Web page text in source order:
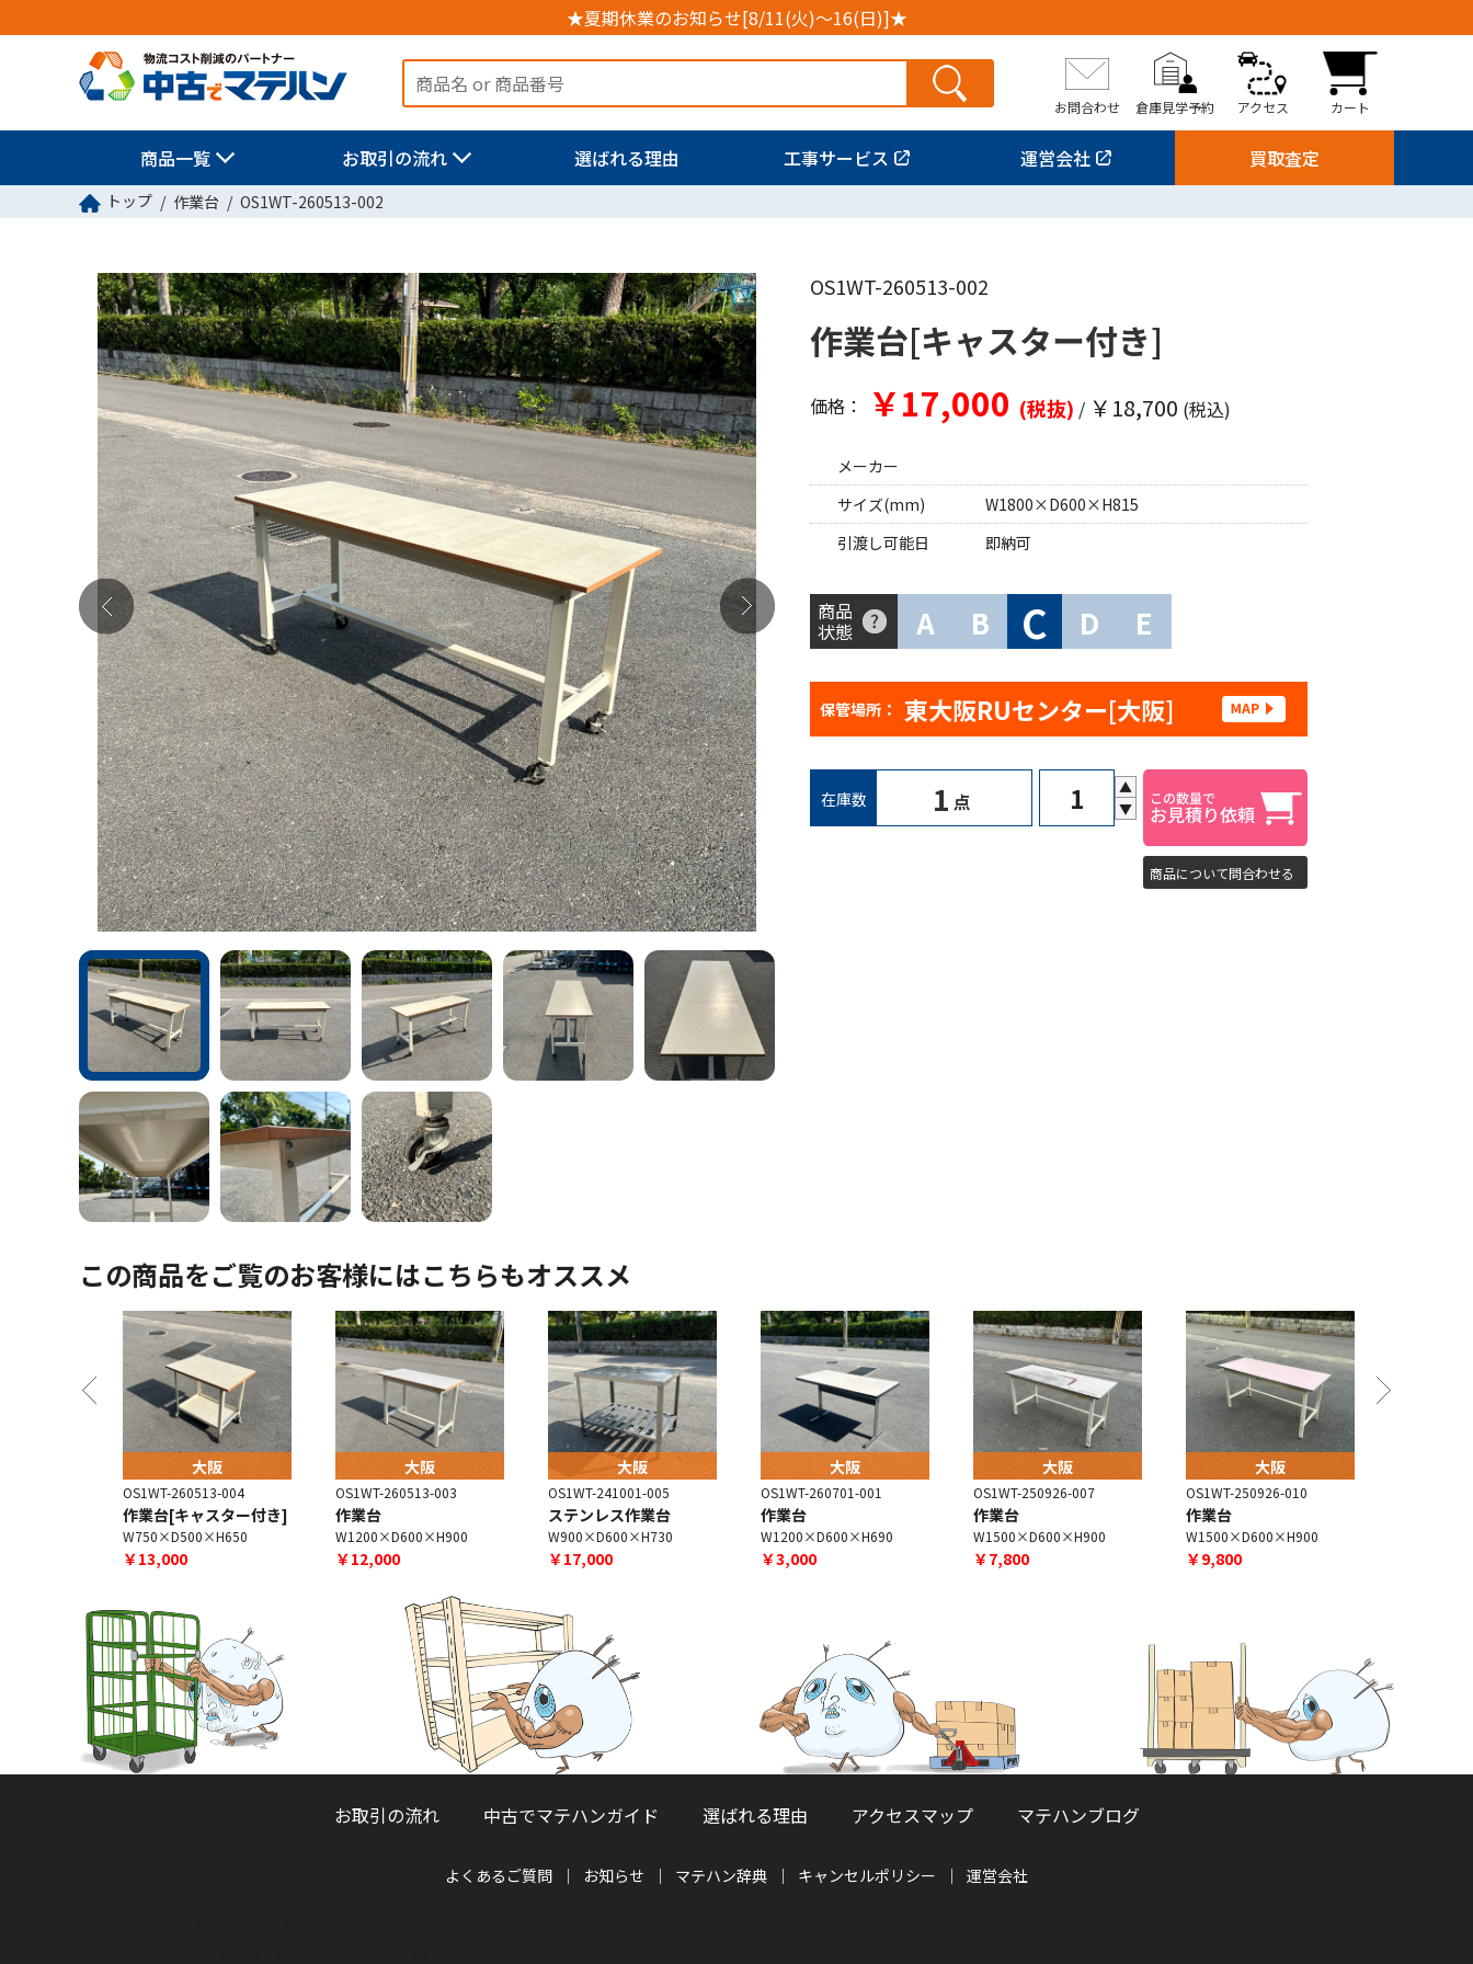
★夏期休業のお知らせ[8/11(火)～16(日)]★
お問合わせ 倉庫見学予約 アクセス カート
商品一覧 お取引の流れ 選ばれる理由 工事サービス 運営会社 買取査定
トップ 作業台 OS1WT-260513-002
OS1WT-260513-002
作業台[キャスター付き]
価格： ￥17,000 (税抜) / ￥18,700 (税込)
メーカー
サイズ(mm)
W1800×D600×H815
引渡し可能日
即納可
商品
状態 A B C D E
保管場所： 東大阪RUセンター[大阪]
在庫数 1 点
▲
▼
商品について問合わせる
この商品をご覧のお客様にはこちらもオススメ
大阪
OS1WT-260513-004
作業台[キャスター付き]
W750×D500×H650
￥13,000
大阪
OS1WT-260513-003
作業台
W1200×D600×H900
￥12,000
大阪
OS1WT-241001-005
ステンレス作業台
W900×D600×H730
￥17,000
大阪
OS1WT-260701-001
作業台
W1200×D600×H690
￥3,000
大阪
OS1WT-250926-007
作業台
W1500×D600×H900
￥7,800
大阪
OS1WT-250926-010
作業台
W1500×D600×H900
￥9,800
お取引の流れ 中古でマテハンガイド 選ばれる理由 アクセスマップ マテハンブログ
よくあるご質問 お知らせ マテハン辞典 キャンセルポリシー 運営会社